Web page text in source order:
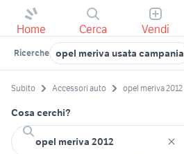
Home Cerca Vendi
Ricerche opel meriva usata campania
Subito Accessori auto opel meriva 2012
Cosa cerchi?